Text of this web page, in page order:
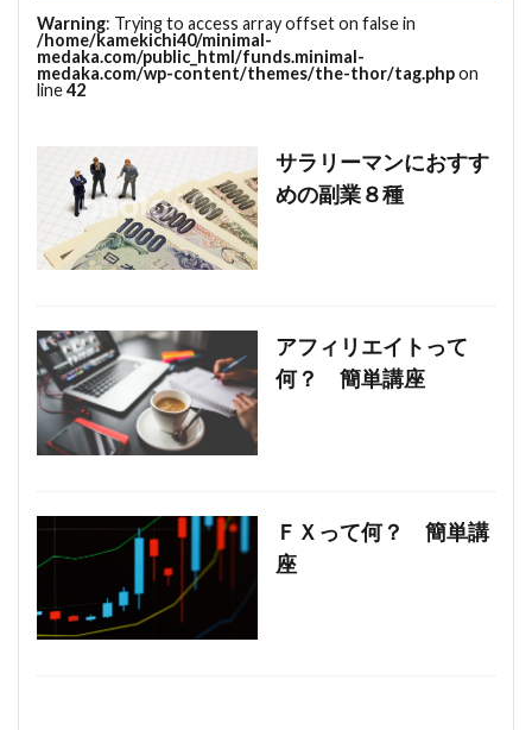
Warning: Trying to access array offset on false in
/home/kamekichi40/minimal-
medaka.com/public_html/funds.minimal-
medaka.com/wp-content/themes/the-thor/tag.phpon
line42
サラリーマンにおすす
めの副業８種
アフィリエイトって
何？ 簡単講座
ＦＸって何？ 簡単講
座